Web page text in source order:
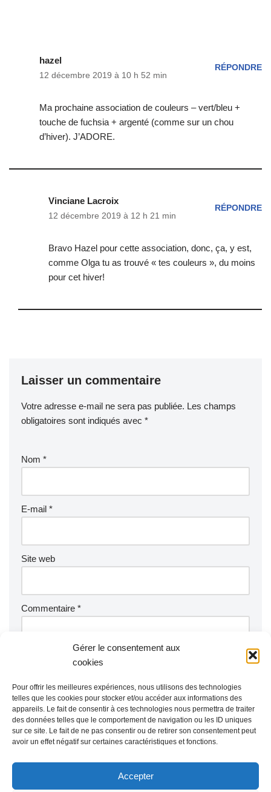
Gérer le consentement aux
cookies
Pour offrir les meilleures expériences, nous utilisons des technologies
telles que les cookies pour stocker et/ou accéder aux informations des
appareils. Le fait de consentir à ces technologies nous permettra de traiter
des données telles que le comportement de navigation ou les ID uniques
sur ce site. Le fait de ne pas consentir ou de retirer son consentement peut
avoir un effet négatif sur certaines caractéristiques et fonctions.
Accepter
hazel
12 décembre 2019 à 10 h 52 min
RÉPONDRE
Ma prochaine association de couleurs – vert/bleu +
touche de fuchsia + argenté (comme sur un chou
d’hiver). J’ADORE.
Vinciane Lacroix
12 décembre 2019 à 12 h 21 min
RÉPONDRE
Bravo Hazel pour cette association, donc, ça, y est,
comme Olga tu as trouvé « tes couleurs », du moins
pour cet hiver!
Laisser un commentaire
Votre adresse e-mail ne sera pas publiée. Les champs
obligatoires sont indiqués avec *
Nom *
E-mail *
Site web
Commentaire *